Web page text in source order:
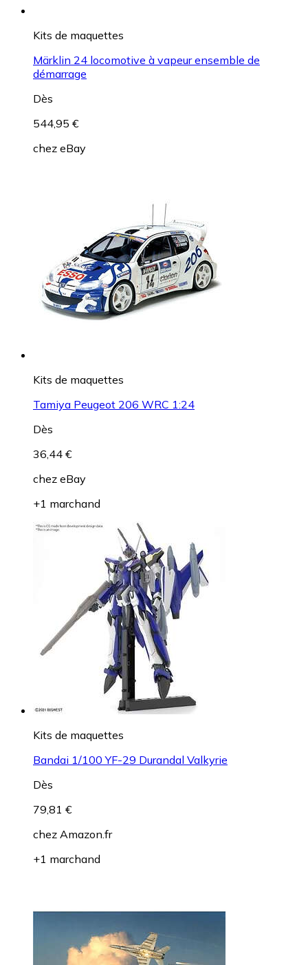
Kits de maquettes
Märklin 24 locomotive à vapeur ensemble de
démarrage
Dès
544,95 €
chez eBay
Kits de maquettes
Tamiya Peugeot 206 WRC 1:24
Dès
36,44 €
chez eBay
+1 marchand
Kits de maquettes
Bandai 1/100 YF-29 Durandal Valkyrie
Dès
79,81 €
chez Amazon.fr
+1 marchand